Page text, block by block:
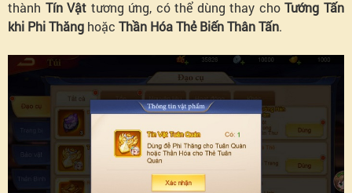
thành Tín Vật tương ứng, có thể dùng thay choTướng Tấn
khi Phi Thăng hoặc Thần Hóa Thẻ Biến Thân Tấn.